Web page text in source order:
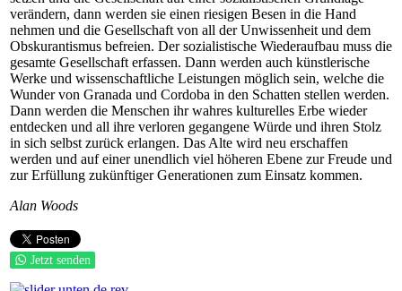
verändern, dann werden sie einen riesigen Besen in die Hand
nehmen und die Gesellschaft von all der Unwissenheit und dem
Obskurantismus befreien. Der sozialistische Wiederaufbau muss die
gesamte Gesellschaft erfassen. Dann werden auch künstlerische
Werke und wissenschaftliche Leistungen möglich sein, welche die
Wunder von Granada und Cordoba in den Schatten stellen werden.
Dann werden die Menschen ihr wahres kulturelles Erbe wieder
entdecken und all ihre verloren gegangene Würde und ihren Stolz
in sich selbst zurück erlangen. Das Alte wird neu erschaffen
werden und auf einer unendlich viel höheren Ebene zur Freude und
zur Erfüllung zukünftiger Generationen zum Einsatz kommen.
Alan Woods
Jetzt senden